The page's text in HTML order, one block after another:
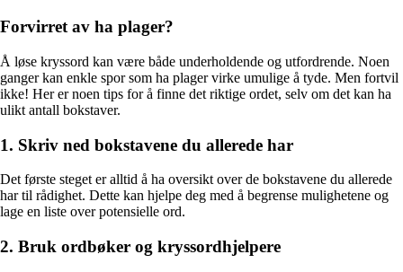
Forvirret av ha plager?
Å løse kryssord kan være både underholdende og utfordrende. Noen
ganger kan enkle spor som ha plager virke umulige å tyde. Men fortvil
ikke! Her er noen tips for å finne det riktige ordet, selv om det kan ha
ulikt antall bokstaver.
1. Skriv ned bokstavene du allerede har
Det første steget er alltid å ha oversikt over de bokstavene du allerede
har til rådighet. Dette kan hjelpe deg med å begrense mulighetene og
lage en liste over potensielle ord.
2. Bruk ordbøker og kryssordhjelpere